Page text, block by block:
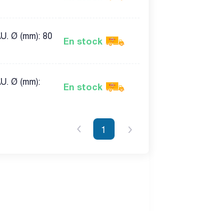
Ø (mm): 80
En stock
Ø (mm):
En stock
1